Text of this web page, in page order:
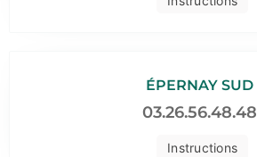
Instructions
ÉPERNAY SUD
03.26.56.48.48